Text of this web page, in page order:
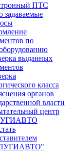
ПТС
задаваемые
по
выданных
класса
органов
власти
центр